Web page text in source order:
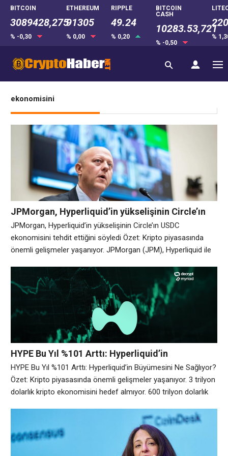
BITCOIN
3089428,275
% -0,30
ETHEREUM
91305
% 0,00
RIPPLE
49.24
% 0,20
BITCOIN
CASH
10283.53,721
% -0,50
%
ekonomisini
JPMorgan, Hyperliquid’in yükselişinin Circle’ın
USDC ekonomisini tehdit ettiğini söyledi
JPMorgan, Hyperliquid’in yükselişinin Circle’ın USDC
ekonomisini tehdit ettiğini söyledi Özet: Kripto piyasasında
önemli gelişmeler yaşanıyor. JPMorgan (JPM), Hyperliquid ile
zayıflattığını ve stabilcoin ihraççısı için uzun vadeli daha büyük
bir tehdit oluşturduğunu söyleyerek Circle Internet (CRCL) ve
Coinbase (COIN) için tahminlerini düşürdü. Banka, anlaşmanın
bir “mahkum ikilemi” yarattığını ve stabilcoin ihraççısı
HYPE Bu Yıl %101 Arttı: Hyperliquid’in
Büyümesini Ne Sağlıyor?
HYPE Bu Yıl %101 Arttı: Hyperliquid’in Büyümesini Ne Sağlıyor?
Özet: Kripto piyasasında önemli gelişmeler yaşanıyor. 3 trilyon
dolarlık kripto ekonomisini hedef almıyor. 600 trilyon dolarlık
olarak değer veriyor. https://t.co/DTdYf7FpGb — Matt Hougan
(@Matt_Hougan) 19 Mayıs 2026 Neredeyse tamamı suçlu
alım satım ücretlerinden oluşuyor ve kabaca %97’si